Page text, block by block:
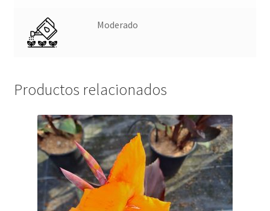
Moderado
Productos relacionados